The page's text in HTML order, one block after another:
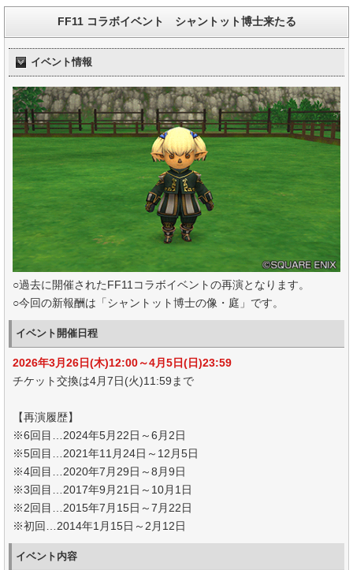
FF11 コラボイベント シャントット博士来たる
イベント情報
○過去に開催されたFF11コラボイベントの再演となります。
○今回の新報酬は「シャントット博士の像・庭」です。
イベント開催日程
2026年3月26日(木)12:00～4月5日(日)23:59
チケット交換は4月7日(火)11:59まで
【再演履歴】
※6回目…2024年5月22日～6月2日
※5回目…2021年11月24日～12月5日
※4回目…2020年7月29日～8月9日
※3回目…2017年9月21日～10月1日
※2回目…2015年7月15日～7月22日
※初回…2014年1月15日～2月12日
イベント内容